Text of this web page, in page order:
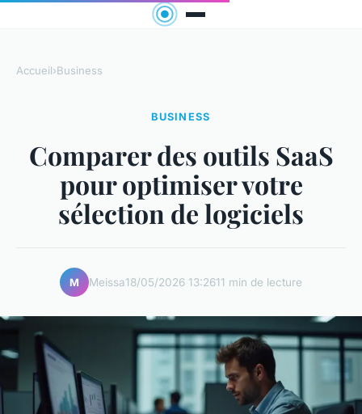
Accueil›Business
BUSINESS
Comparer des outils SaaS
pour optimiser votre
sélection de logiciels
M Meissa18/05/2026 13:2611 min de lecture